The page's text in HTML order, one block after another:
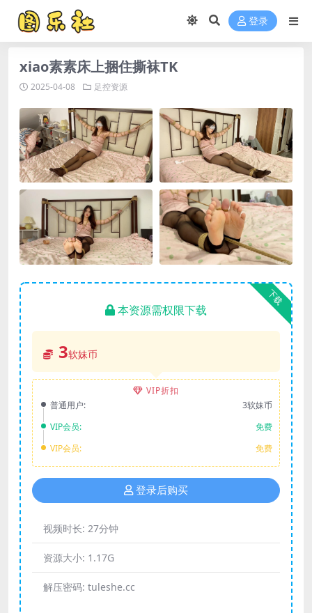
登录
xiao素素床上捆住撕袜TK
2025-04-08 足控资源
下载
本资源需权限下载
3软妹币
VIP折扣
普通用户:
3软妹币
VIP会员:
免费
VIP会员:
免费
登录后购买
视频时长: 27分钟
资源大小: 1.17G
解压密码: tuleshe.cc